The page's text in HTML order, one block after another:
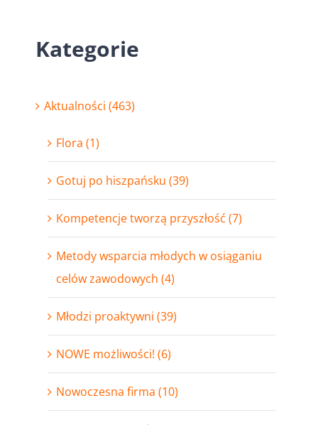
Kategorie
Aktualności (463)
Flora (1)
Gotuj po hiszpańsku (39)
Kompetencje tworzą przyszłość (7)
Metody wsparcia młodych w osiąganiu
celów zawodowych (4)
Młodzi proaktywni (39)
NOWE możliwości! (6)
Nowoczesna firma (10)